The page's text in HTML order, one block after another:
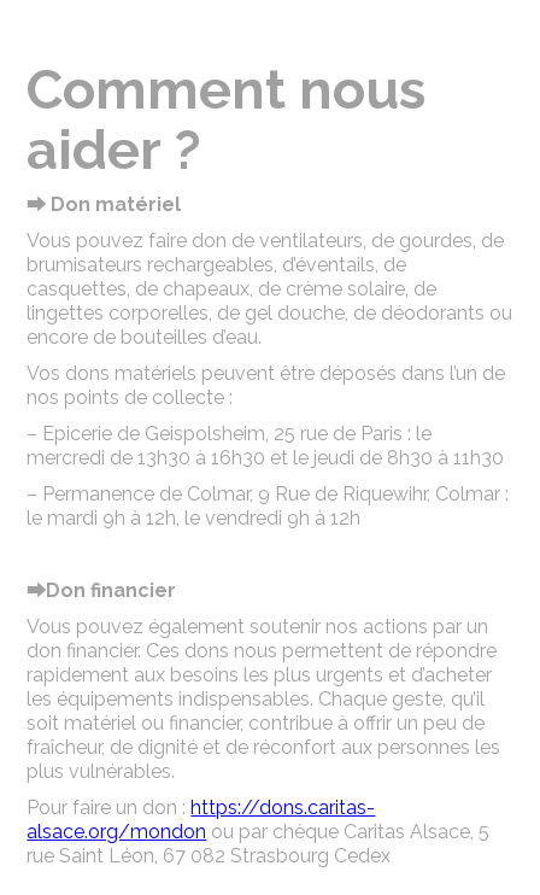
Comment nous
aider ?
⮕ Don matériel
Vous pouvez faire don de ventilateurs, de gourdes, de
brumisateurs rechargeables, d’éventails, de
casquettes, de chapeaux, de crème solaire, de
lingettes corporelles, de gel douche, de déodorants ou
encore de bouteilles d’eau.
Vos dons matériels peuvent être déposés dans l’un de
nos points de collecte :
– Epicerie de Geispolsheim, 25 rue de Paris : le
mercredi de 13h30 à 16h30 et le jeudi de 8h30 à 11h30
– Permanence de Colmar, 9 Rue de Riquewihr, Colmar :
le mardi 9h à 12h, le vendredi 9h à 12h
⮕Don financier
Vous pouvez également soutenir nos actions par un
don financier. Ces dons nous permettent de répondre
rapidement aux besoins les plus urgents et d’acheter
les équipements indispensables. Chaque geste, qu’il
soit matériel ou financier, contribue à offrir un peu de
fraîcheur, de dignité et de réconfort aux personnes les
plus vulnérables.
Pour faire un don :https://dons.caritas-
alsace.org/mondon ou par chèque Caritas Alsace, 5
rue Saint Léon, 67 082 Strasbourg Cedex